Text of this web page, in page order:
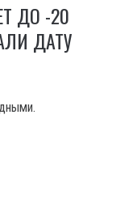
ДО -20
ДАТУ